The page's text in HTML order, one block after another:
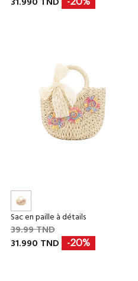
Sac en paille à détails
39.99 TND
31.990 TND
-20%